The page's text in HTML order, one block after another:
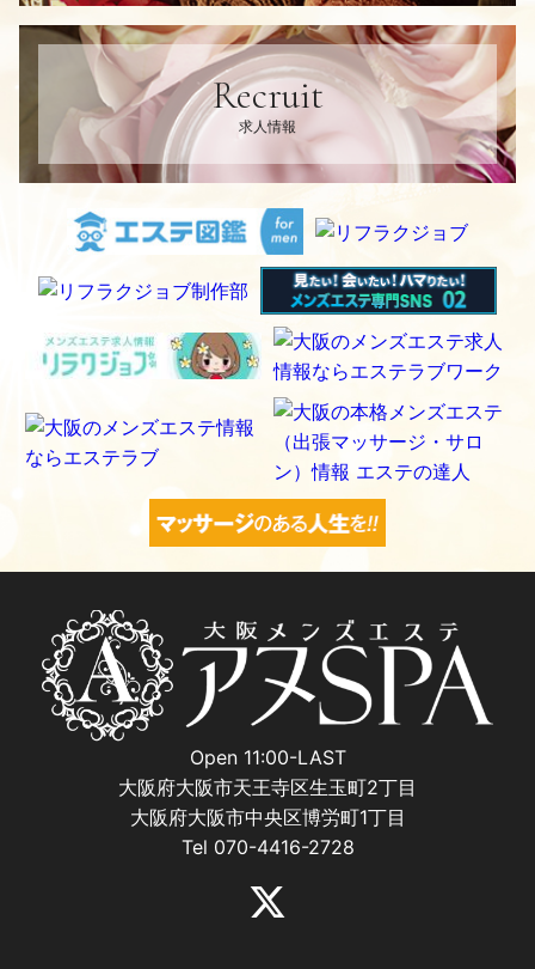
Recruit
求人情報
Open 11:00-LAST
大阪府大阪市天王寺区生玉町2丁目
大阪府大阪市中央区博労町1丁目
Tel 070-4416-2728